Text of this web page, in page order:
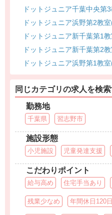
ドットジュニア千葉中央第
ドットジュニア浜野第2教
ドットジュニア新千葉第1
ドットジュニア新千葉第2
ドットジュニア浜野第1教
同じカテゴリの求人を検
勤務地
千葉県 習志野市
施設形態
小児施設 児童発達支援
こだわりポイント
給与高め 住宅手当あり
残業少なめ 年間休日120